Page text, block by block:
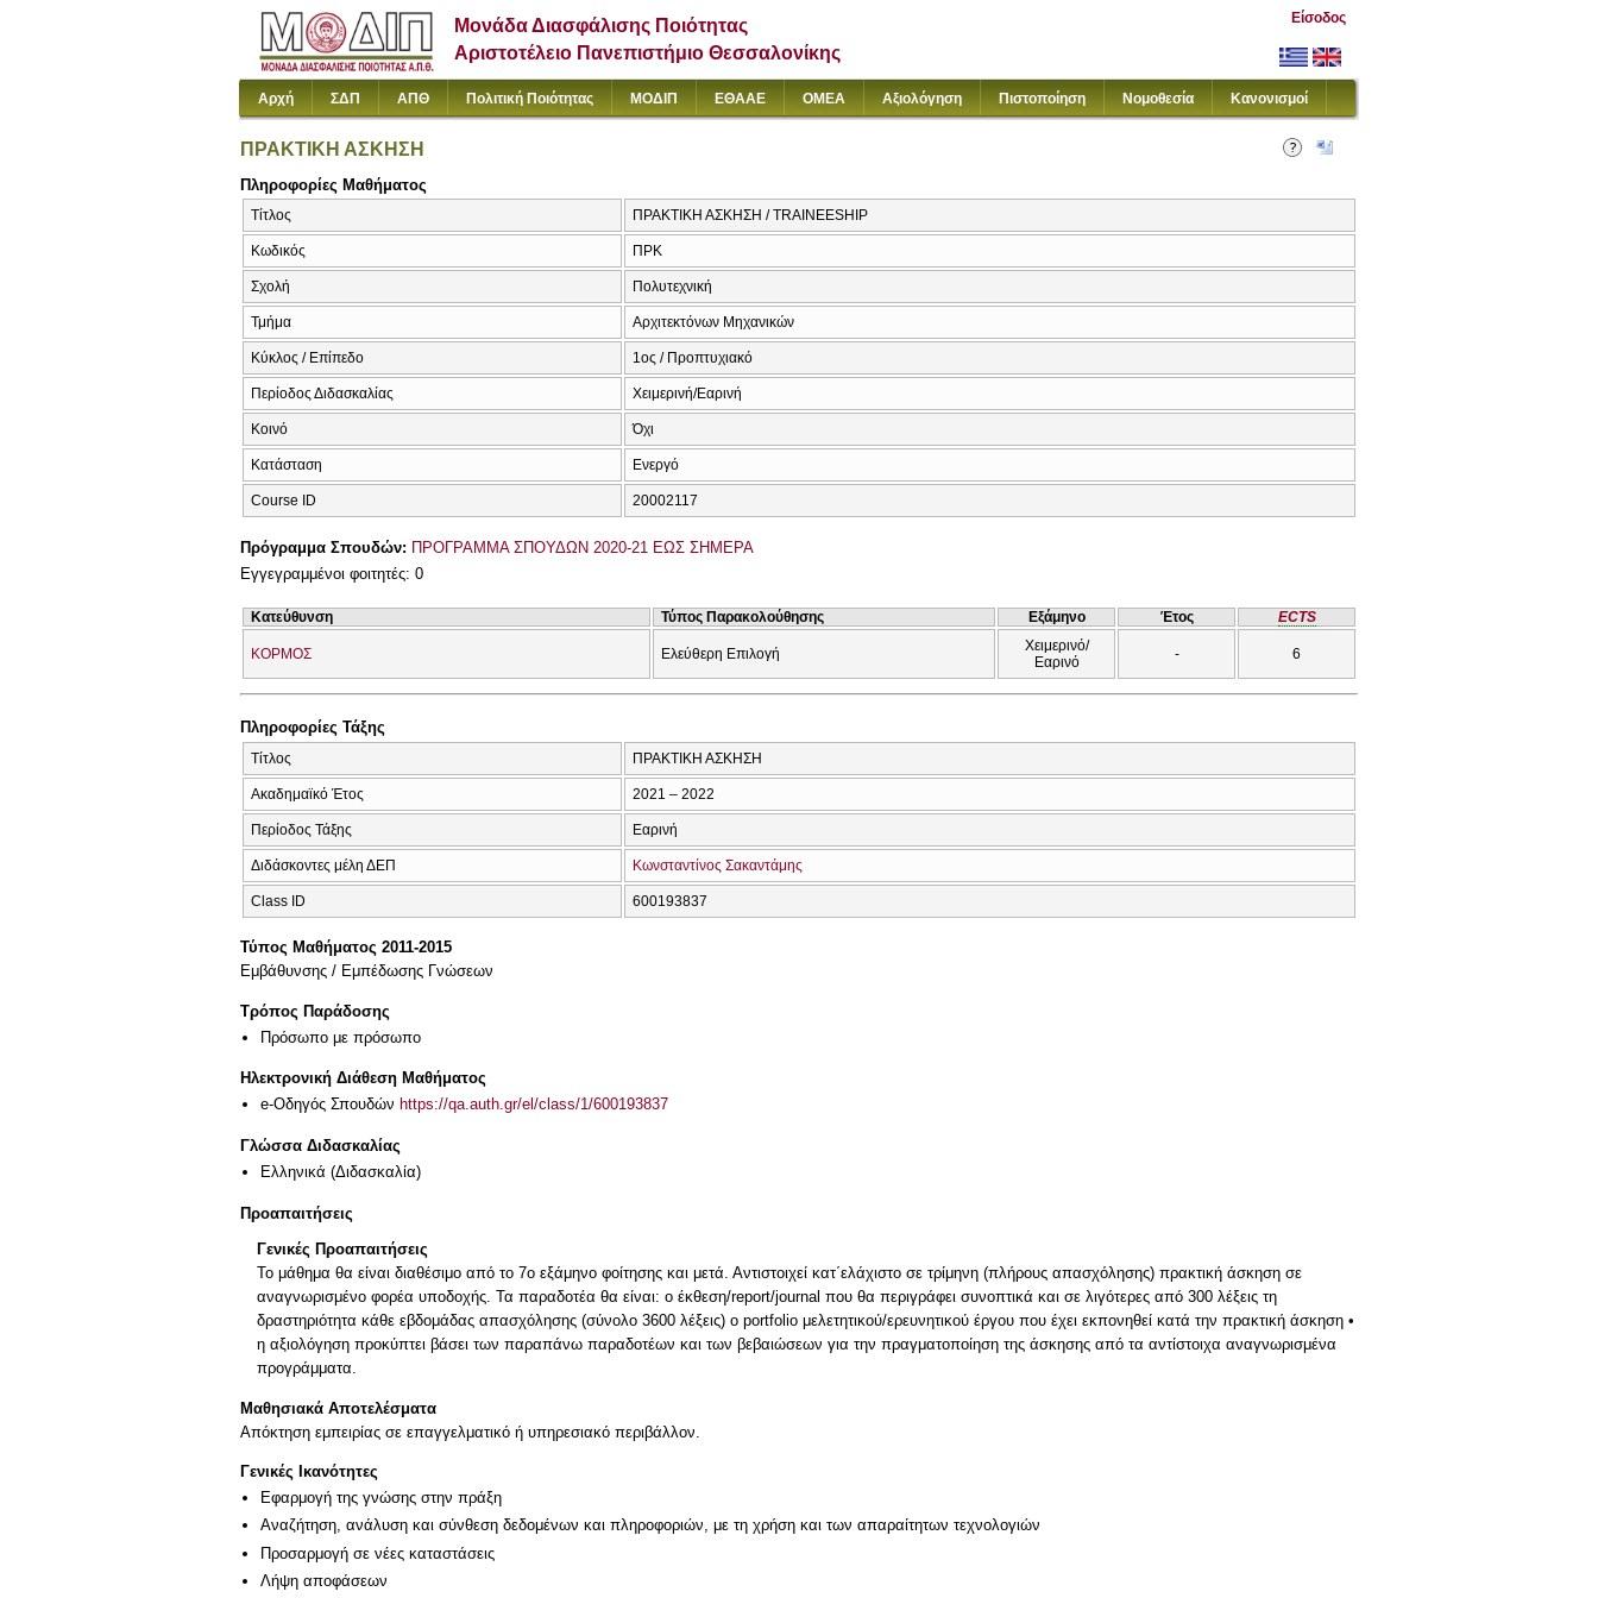
Μονάδα Διασφάλισης Ποιότητας
Αριστοτέλειο Πανεπιστήμιο Θεσσαλονίκης
Είσοδος
Αρχή ΣΔΠ ΑΠΘ Πολιτική Ποιότητας ΜΟΔΙΠ ΕΘΑΑΕ ΟΜΕΑ Αξιολόγηση Πιστοποίηση Νομοθεσία Κανονισμοί
ΠΡΑΚΤΙΚΗ ΑΣΚΗΣΗ
Πληροφορίες Μαθήματος
Τίτλος ΠΡΑΚΤΙΚΗ ΑΣΚΗΣΗ / TRAINEESHIP
Κωδικός ΠΡΚ
Σχολή Πολυτεχνική
Τμήμα Αρχιτεκτόνων Μηχανικών
Κύκλος / Επίπεδο 1ος / Προπτυχιακό
Περίοδος Διδασκαλίας Χειμερινή/Εαρινή
Κοινό Όχι
Κατάσταση Ενεργό
Course ID 20002117
Πρόγραμμα Σπουδών: ΠΡΟΓΡΑΜΜΑ ΣΠΟΥΔΩΝ 2020-21 ΕΩΣ ΣΗΜΕΡΑ
Εγγεγραμμένοι φοιτητές: 0
Κατεύθυνση Τύπος Παρακολούθησης Εξάμηνο Έτος ECTS
ΚΟΡΜΟΣ Ελεύθερη Επιλογή
Χειμερινό/
Εαρινό
- 6
Πληροφορίες Τάξης
Τίτλος ΠΡΑΚΤΙΚΗ ΑΣΚΗΣΗ
Ακαδημαϊκό Έτος 2021 – 2022
Περίοδος Τάξης Εαρινή
Διδάσκοντες μέλη ΔΕΠ Κωνσταντίνος Σακαντάμης
Class ID 600193837
Τύπος Μαθήματος 2011-2015
Εμβάθυνσης / Εμπέδωσης Γνώσεων
Τρόπος Παράδοσης
Πρόσωπο με πρόσωπο
Ηλεκτρονική Διάθεση Μαθήματος
e-Οδηγός Σπουδών https://qa.auth.gr/el/class/1/600193837
Γλώσσα Διδασκαλίας
Ελληνικά (Διδασκαλία)
Προαπαιτήσεις
Γενικές Προαπαιτήσεις
Το μάθημα θα είναι διαθέσιμο από το 7ο εξάμηνο φοίτησης και μετά. Αντιστοιχεί κατ΄ελάχιστο σε τρίμηνη (πλήρους απασχόλησης) πρακτική άσκηση σε
αναγνωρισμένο φορέα υποδοχής. Τα παραδοτέα θα είναι: o έκθεση/report/journal που θα περιγράφει συνοπτικά και σε λιγότερες από 300 λέξεις τη
δραστηριότητα κάθε εβδομάδας απασχόλησης (σύνολο 3600 λέξεις) o portfolio μελετητικού/ερευνητικού έργου που έχει εκπονηθεί κατά την πρακτική άσκηση •
η αξιολόγηση προκύπτει βάσει των παραπάνω παραδοτέων και των βεβαιώσεων για την πραγματοποίηση της άσκησης από τα αντίστοιχα αναγνωρισμένα
προγράμματα.
Μαθησιακά Αποτελέσματα
Απόκτηση εμπειρίας σε επαγγελματικό ή υπηρεσιακό περιβάλλον.
Γενικές Ικανότητες
Εφαρμογή της γνώσης στην πράξη
Αναζήτηση, ανάλυση και σύνθεση δεδομένων και πληροφοριών, με τη χρήση και των απαραίτητων τεχνολογιών
Προσαρμογή σε νέες καταστάσεις
Λήψη αποφάσεων